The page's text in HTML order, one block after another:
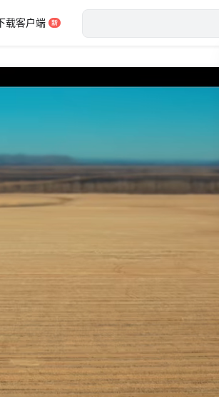
载客户端